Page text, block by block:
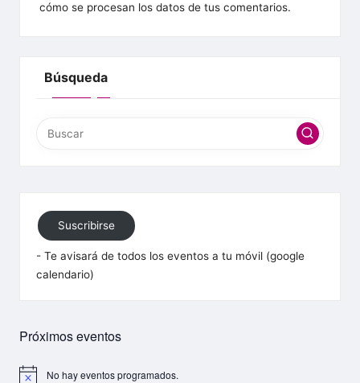
cómo se procesan los datos de tus comentarios.
Búsqueda
Suscribirse
- Te avisará de todos los eventos a tu móvil (google
calendario)
Próximos eventos
No hay eventos programados.